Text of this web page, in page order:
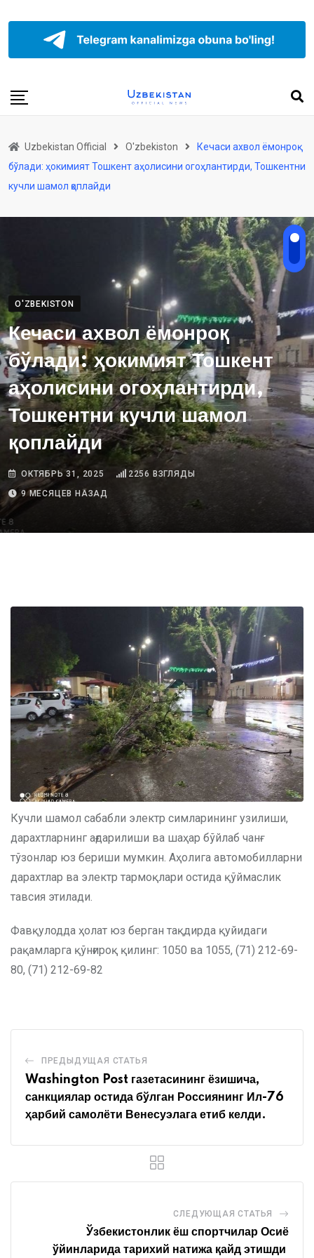
Uzbekistan Official O'zbekiston
Кечаси ахвол ёмонроқ
бўлади: ҳокимият Тошкент аҳолисини огоҳлантирди, Тошкентни
кучли шамол қоплайди
O'ZBEKISTON
Кечаси ахвол ёмонроқ
бўлади: ҳокимият Тошкент
аҳолисини огоҳлантирди,
Тошкентни кучли шамол
қоплайди
ОКТЯБРЬ 31, 2025 2256 ВЗГЛЯДЫ
9 МЕСЯЦЕВ НАЗАД
Кучли шамол сабабли электр симларининг узилиши,
дарахтларнинг ағдарилиши ва шаҳар бўйлаб чанғ
тўзонлар юз бериши мумкин. Аҳолига автомобилларни
дарахтлар ва электр тармоқлари остида қўймаслик
тавсия этилади.
Фавқулодда ҳолат юз берган тақдирда қуйидаги
рақамларга қўнғироқ қилинг: 1050 ва 1055, (71) 212-69-
80, (71) 212-69-82
ПРЕДЫДУЩАЯ СТАТЬЯ
Washington Post газетасининг ёзишича,
санкциялар остида бўлган Россиянинг Ил-76
ҳарбий самолёти Венесуэлага етиб келди.
СЛЕДУЮЩАЯ СТАТЬЯ
Ўзбекистонлик ёш спортчилар Осиё
ўйинларида тарихий натижа қайд этишди